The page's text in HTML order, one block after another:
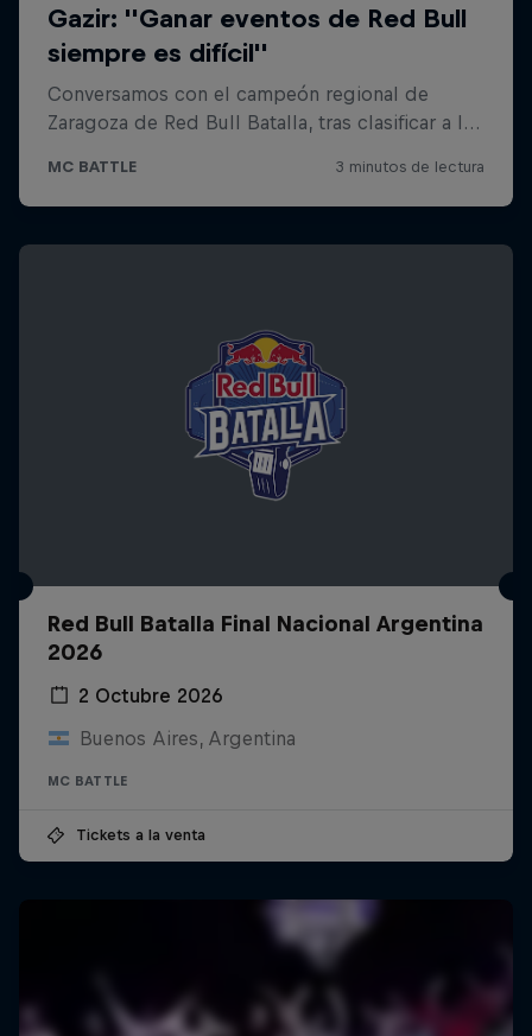
Red Bull Batalla Final Nacional Argentina
2026
2 Octubre 2026
Buenos Aires, Argentina
MC BATTLE
Tickets a la venta